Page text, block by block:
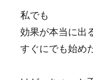
ー
ム
評
私でも
効果が本当に出
すぐにでも始め